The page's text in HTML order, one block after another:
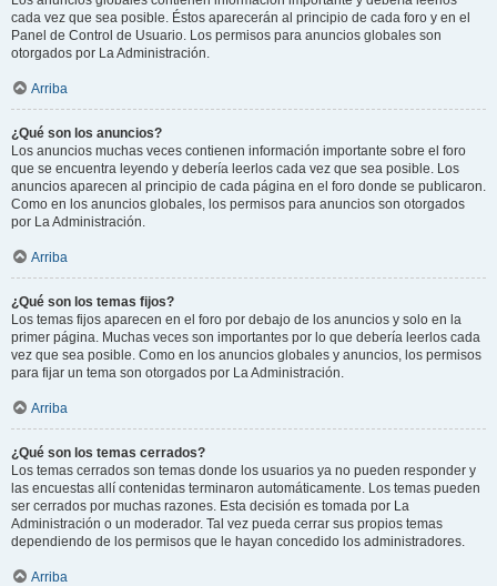
cada vez que sea posible. Éstos aparecerán al principio de cada foro y en el
Panel de Control de Usuario. Los permisos para anuncios globales son
otorgados por La Administración.
Arriba
¿Qué son los anuncios?
Los anuncios muchas veces contienen información importante sobre el foro
que se encuentra leyendo y debería leerlos cada vez que sea posible. Los
anuncios aparecen al principio de cada página en el foro donde se publicaron.
Como en los anuncios globales, los permisos para anuncios son otorgados
por La Administración.
Arriba
¿Qué son los temas fijos?
Los temas fijos aparecen en el foro por debajo de los anuncios y solo en la
primer página. Muchas veces son importantes por lo que debería leerlos cada
vez que sea posible. Como en los anuncios globales y anuncios, los permisos
para fijar un tema son otorgados por La Administración.
Arriba
¿Qué son los temas cerrados?
Los temas cerrados son temas donde los usuarios ya no pueden responder y
las encuestas allí contenidas terminaron automáticamente. Los temas pueden
ser cerrados por muchas razones. Esta decisión es tomada por La
Administración o un moderador. Tal vez pueda cerrar sus propios temas
dependiendo de los permisos que le hayan concedido los administradores.
Arriba